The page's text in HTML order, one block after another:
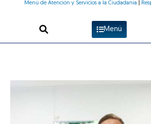
Menú de Atención y Servicios a la Ciudadanía
Menú